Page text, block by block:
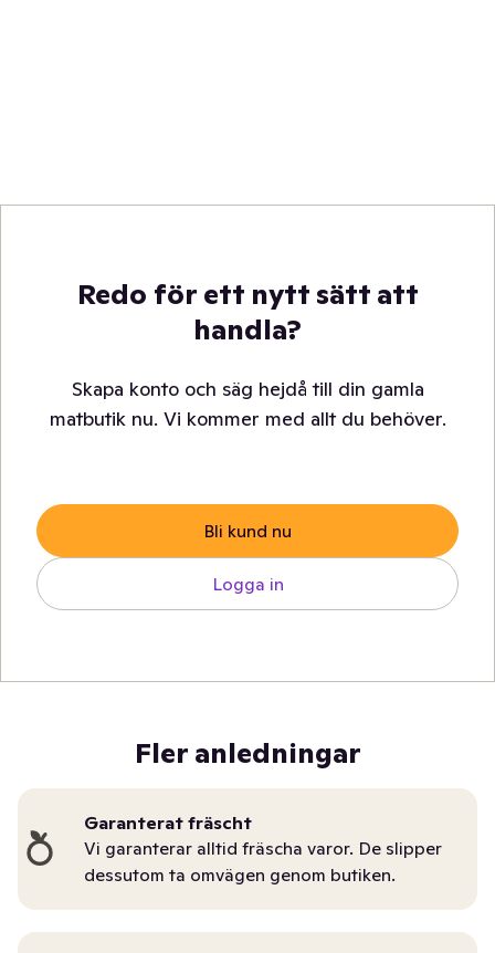
Redo för ett nytt sätt att
handla?
Skapa konto och säg hejdå till din gamla
matbutik nu. Vi kommer med allt du behöver.
Bli kund nu
Logga in
Fler anledningar
Garanterat fräscht
Vi garanterar alltid fräscha varor. De slipper
dessutom ta omvägen genom butiken.